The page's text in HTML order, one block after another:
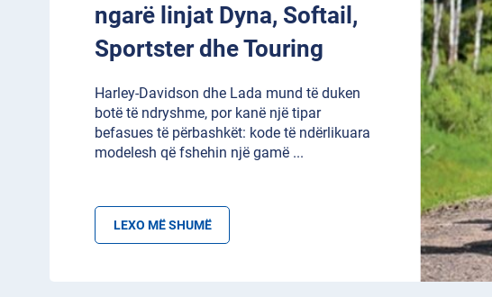
ngarë linjat Dyna, Softail,
Sportster dhe Touring
Harley-Davidson dhe Lada mund të duken
botë të ndryshme, por kanë një tipar
befasues të përbashkët: kode të ndërlikuara
modelesh që fshehin një gamë ...
LEXO MË SHUMË